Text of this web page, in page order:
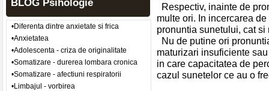
BLOG Psihologie
•Diferenta dintre anxietate si frica
•Anxietatea
•Adolescenta - criza de originalitate
•Somatizare - durerea lombara cronica
•Somatizare - afectiuni respiratorii
•Limbajul - vorbirea
Respectiv, inainte de
multe ori. In incercarea
pronuntia sunetului, cat
Nu de putine ori
maturizari insuficiente
in care capacitatea de
cazul sunetelor ce au o